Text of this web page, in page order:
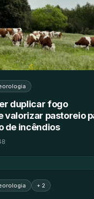
duplicar fogo
valorizar pastoreio
de incêndios
+ 2